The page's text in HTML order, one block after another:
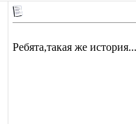
Ребята,такая же